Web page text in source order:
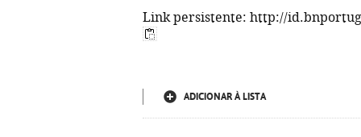
Link persistente: http://
ADICIONAR À LISTA